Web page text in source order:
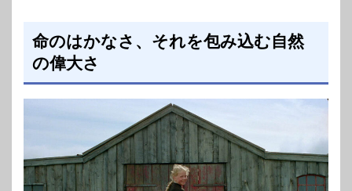
命のはかなさ、それを包み込む自然
の偉大さ